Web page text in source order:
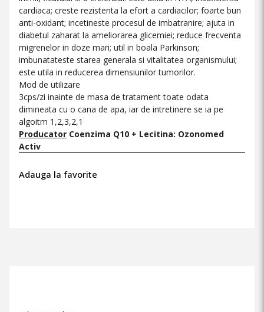
cardiaca; creste rezistenta la efort a cardiacilor; foarte bun
anti-oxidant; incetineste procesul de imbatranire; ajuta in
diabetul zaharat la ameliorarea glicemiei; reduce frecventa
migrenelor in doze mari; util in boala Parkinson;
imbunatateste starea generala si vitalitatea organismului;
este utila in reducerea dimensiunilor tumorilor.
Mod de utilizare
3cps/zi inainte de masa de tratament toate odata
dimineata cu o cana de apa, iar de intretinere se ia pe
algoitm 1,2,3,2,1
Producator Coenzima Q10 + Lecitina: Ozonomed
Activ
Adauga la favorite